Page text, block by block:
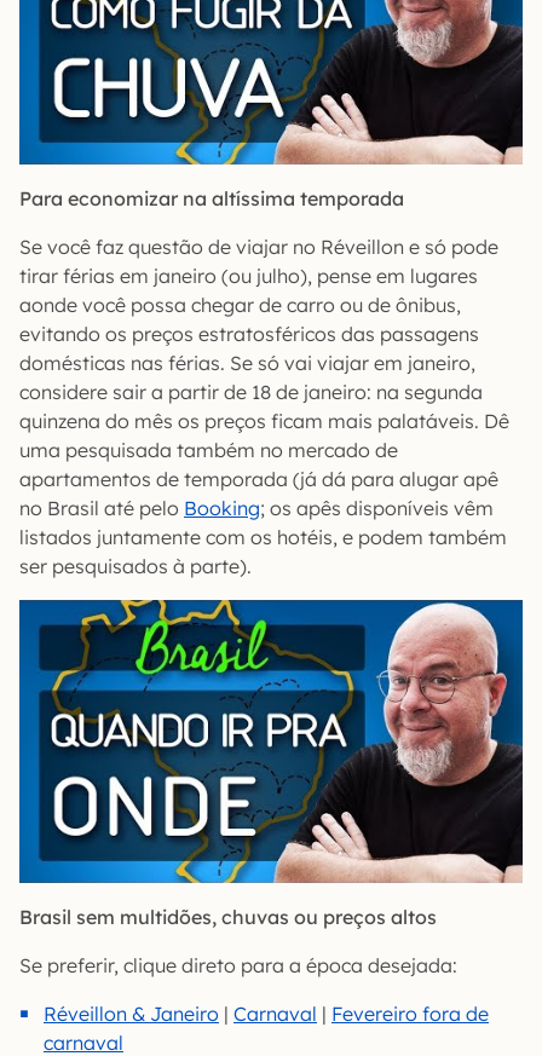
Para economizar na altíssima temporada
Se você faz questão de viajar no Réveillon e só pode
tirar férias em janeiro (ou julho), pense em lugares
aonde você possa chegar de carro ou de ônibus,
evitando os preços estratosféricos das passagens
domésticas nas férias. Se só vai viajar em janeiro,
considere sair a partir de 18 de janeiro: na segunda
quinzena do mês os preços ficam mais palatáveis. Dê
uma pesquisada também no mercado de
apartamentos de temporada (já dá para alugar apê
no Brasil até pelo Booking; os apês disponíveis vêm
listados juntamente com os hotéis, e podem também
ser pesquisados à parte).
Brasil sem multidões, chuvas ou preços altos
Se preferir, clique direto para a época desejada:
Réveillon & Janeiro | Carnaval | Fevereiro fora de
carnaval